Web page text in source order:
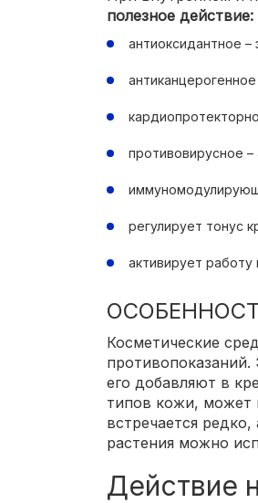
полезное действие:
антиоксидантное –
противовирусное
регулирует тонус
активирует работу
Косметические
его добавляют в
типов кожи, может
встречается
растения можно
Действие